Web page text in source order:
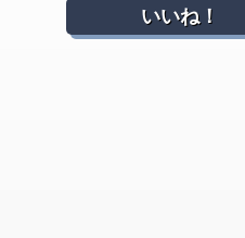
いいね！